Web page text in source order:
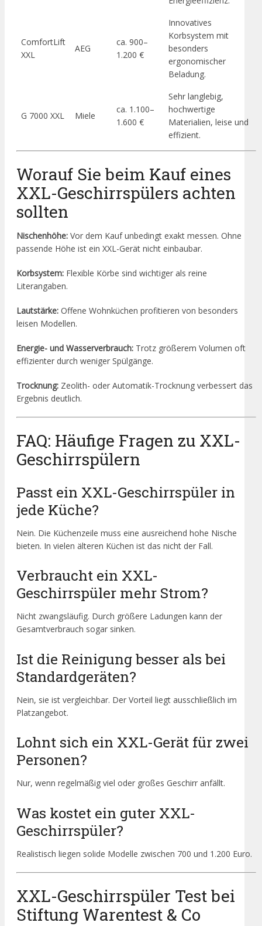
ComfortLift
XXL
AEG
ca. 900–
1.200 €
Innovatives
Korbsystem mit
besonders
ergonomischer
Beladung.
G 7000 XXL Miele
ca. 1.100–
1.600 €
Sehr langlebig,
hochwertige
Materialien, leise und
effizient.
Worauf Sie beim Kauf eines
XXL-Geschirrspülers achten
sollten
Nischenhöhe: Vor dem Kauf unbedingt exakt messen. Ohne
passende Höhe ist ein XXL-Gerät nicht einbaubar.
Korbsystem: Flexible Körbe sind wichtiger als reine
Literangaben.
Lautstärke: Offene Wohnküchen profitieren von besonders
leisen Modellen.
Energie- und Wasserverbrauch: Trotz größerem Volumen oft
effizienter durch weniger Spülgänge.
Trocknung: Zeolith- oder Automatik-Trocknung verbessert das
Ergebnis deutlich.
FAQ: Häufige Fragen zu XXL-
Geschirrspülern
Passt ein XXL-Geschirrspüler in
jede Küche?
Nein. Die Küchenzeile muss eine ausreichend hohe Nische
bieten. In vielen älteren Küchen ist das nicht der Fall.
Verbraucht ein XXL-
Geschirrspüler mehr Strom?
Nicht zwangsläufig. Durch größere Ladungen kann der
Gesamtverbrauch sogar sinken.
Ist die Reinigung besser als bei
Standardgeräten?
Nein, sie ist vergleichbar. Der Vorteil liegt ausschließlich im
Platzangebot.
Lohnt sich ein XXL-Gerät für zwei
Personen?
Nur, wenn regelmäßig viel oder großes Geschirr anfällt.
Was kostet ein guter XXL-
Geschirrspüler?
Realistisch liegen solide Modelle zwischen 700 und 1.200 Euro.
XXL-Geschirrspüler Test bei
Stiftung Warentest & Co